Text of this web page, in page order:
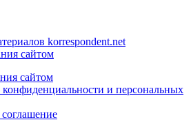
korrespondent.net
сайтом
сайтом
и персональных
соглашение